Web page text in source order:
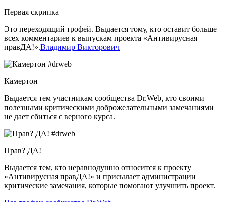
Первая скрипка
Это переходящий трофей. Выдается тому, кто оставит больше
всех комментариев к выпускам проекта «Антивирусная
правДА!».Владимир Викторович
Камертон
Выдается тем участникам сообщества Dr.Web, кто своими
полезными критическими доброжелательными замечаниями
не дает сбиться с верного курса.
Прав? ДА!
Выдается тем, кто неравнодушно относится к проекту
«Антивирусная правДА!» и присылает администрации
критические замечания, которые помогают улучшить проект.